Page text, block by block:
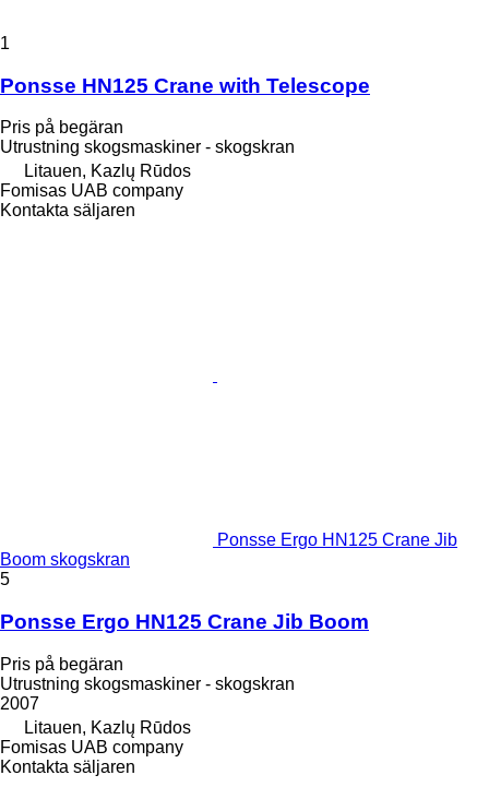
1
Ponsse HN125 Crane with Telescope
Pris på begäran
Utrustning skogsmaskiner - skogskran
Litauen, Kazlų Rūdos
Fomisas UAB company
Kontakta säljaren
Ponsse Ergo HN125 Crane Jib
Boom skogskran
5
Ponsse Ergo HN125 Crane Jib Boom
Pris på begäran
Utrustning skogsmaskiner - skogskran
2007
Litauen, Kazlų Rūdos
Fomisas UAB company
Kontakta säljaren